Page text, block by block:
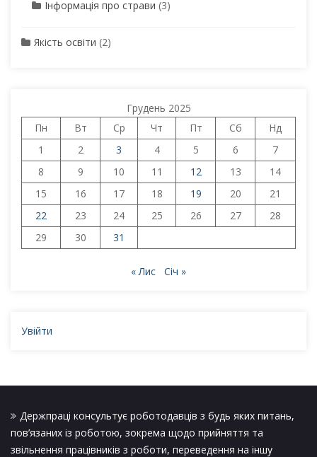
Інформація про страви (3)
Якість освіти (2)
Грудень 2025
Пн
Вт Ср Чт Пт Сб
Нд
1
2 3 4 5 6
7
8
9 10 11 12 13
14
15
16 17 18 19 20
21
22
23 24 25 26 27
28
29
30 31
« Лис Січ »
Увійти
Держпраці консультує роботодавців з будь яких питань,
пов’язаних із роботою, зокрема щодо прийняття та
звільнення працівників з роботи, переведення на іншу